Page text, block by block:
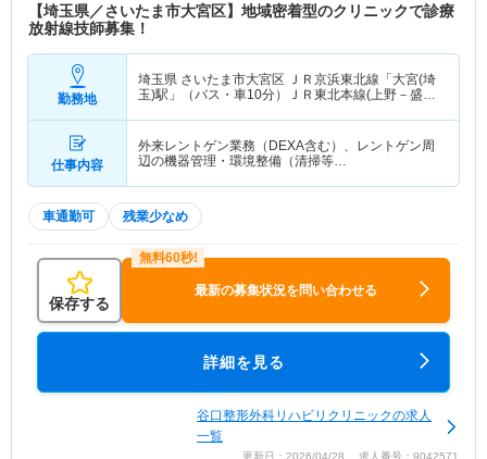
【埼玉県／さいたま市大宮区】地域密着型のクリニックで診療
放射線技師募集！
勤務地
埼玉県 さいたま市大宮区 ＪＲ京浜東北線「大宮(埼
玉)駅」（バス・車10分）ＪＲ東北本線(上野－盛岡)
仕事内容
外来レントゲン業務（DEXA含む）、レントゲン周
辺の機器管理・環境整備（清掃等…
車通勤可 残業少なめ
保存する
最新の募集状況を問い合わせる
詳細を見る
谷口整形外科リハビリクリニックの求人
一覧
更新日：2026/04/28 求人番号：9042571